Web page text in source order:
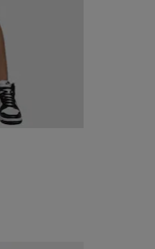
29,99 EUR